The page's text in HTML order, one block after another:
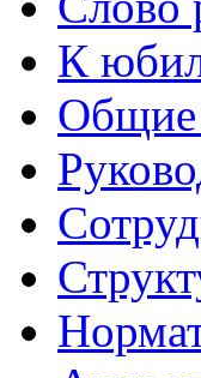
К
Общие